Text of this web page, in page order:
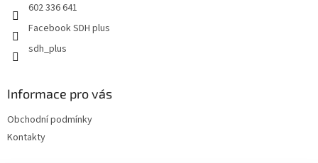
602 336 641
Facebook SDH plus
sdh_plus
Informace pro vás
Obchodní podmínky
Kontakty